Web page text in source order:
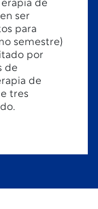
de
ser
para
semestre)
por
de
de
tres